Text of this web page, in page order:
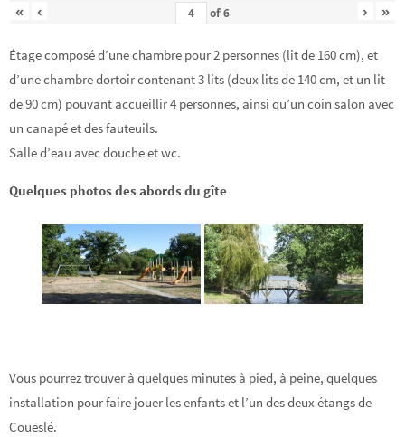
« ‹ of6 › »
Étage composé d’une chambre pour 2 personnes (lit de 160 cm), et
d’une chambre dortoir contenant 3 lits (deux lits de 140 cm, et un lit
de 90 cm) pouvant accueillir 4 personnes, ainsi qu’un coin salon avec
un canapé et des fauteuils.
Salle d’eau avec douche et wc.
Quelques photos des abords du gîte
Vous pourrez trouver à quelques minutes à pied, à peine, quelques
installation pour faire jouer les enfants et l’un des deux étangs de
Coueslé.